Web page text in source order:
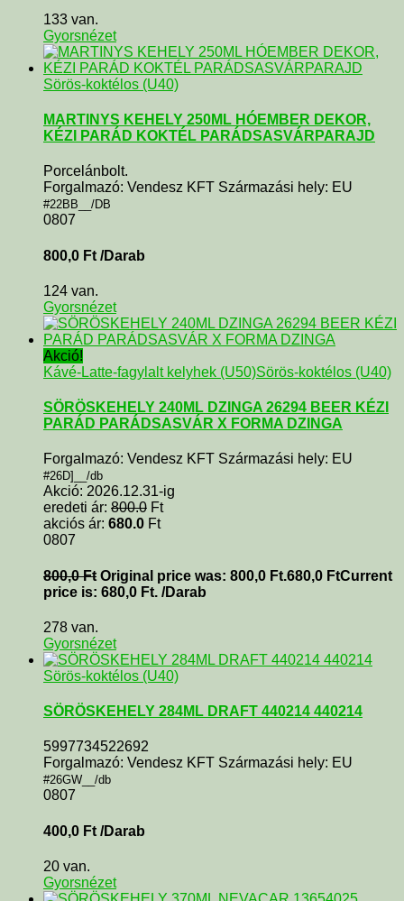
133 van.
Gyorsnézet
Sörös-koktélos (U40)
MARTINYS KEHELY 250ML HÓEMBER DEKOR,
KÉZI PARÁD KOKTÉL PARÁDSASVÁRPARAJD
Porcelánbolt.
Forgalmazó: Vendesz KFT Származási hely: EU
#22BB__/DB
0807
800,0 Ft /Darab
124 van.
Gyorsnézet
Akció!
Kávé-Latte-fagylalt kelyhek (U50)Sörös-koktélos (U40)
SÖRÖSKEHELY 240ML DZINGA 26294 BEER KÉZI
PARÁD PARÁDSASVÁR X FORMA DZINGA
Forgalmazó: Vendesz KFT Származási hely: EU
#26D]__/db
Akció: 2026.12.31-ig
eredeti ár: 800.0 Ft
akciós ár: 680.0 Ft
0807
800,0Ft Original price was: 800,0 Ft.680,0 FtCurrent
price is: 680,0 Ft. /Darab
278 van.
Gyorsnézet
Sörös-koktélos (U40)
SÖRÖSKEHELY 284ML DRAFT 440214 440214
5997734522692
Forgalmazó: Vendesz KFT Származási hely: EU
#26GW__/db
0807
400,0 Ft /Darab
20 van.
Gyorsnézet